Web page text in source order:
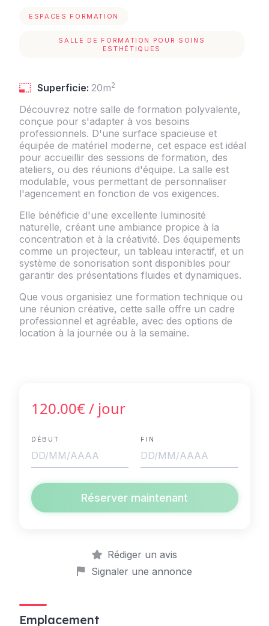
ESPACES FORMATION
SALLE DE FORMATION POUR SOINS
ESTHÉTIQUES
Superficie: 20m2
Découvrez notre salle de formation polyvalente,
conçue pour s'adapter à vos besoins
professionnels. D'une surface spacieuse et
équipée de matériel moderne, cet espace est idéal
pour accueillir des sessions de formation, des
ateliers, ou des réunions d'équipe. La salle est
modulable, vous permettant de personnaliser
l'agencement en fonction de vos exigences.
Elle bénéficie d'une excellente luminosité
naturelle, créant une ambiance propice à la
concentration et à la créativité. Des équipements
comme un projecteur, un tableau interactif, et un
système de sonorisation sont disponibles pour
garantir des présentations fluides et dynamiques.
Que vous organisiez une formation technique ou
une réunion créative, cette salle offre un cadre
professionnel et agréable, avec des options de
location à la journée ou à la semaine.
120.00€/ jour
DÉBUT FIN
Réserver maintenant
Rédiger un avis
Signaler une annonce
Emplacement